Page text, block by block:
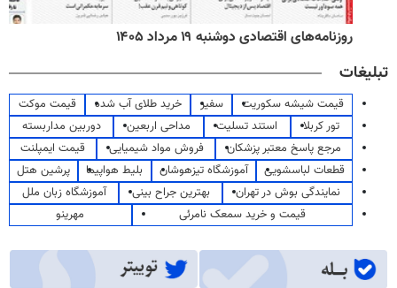
روزنامه‌های اقتصادی دوشنبه ۱۹ مرداد ۱۴۰۵
تبلیغات
قیمت شیشه سکوریت سفیر خرید طلای آب شده
قیمت موکت
تور کربلا
استند تسلیت مداحی اربعین
دوربین مداربسته
مرجع پاسخ معتبر پزشکان
فروش مواد شیمیایی
قیمت ایمپلنت
قطعات لباسشویی
آموزشگاه تیزهوشان بلیط هواپیما
پرشین هتل
نمایندگی بوش در تهران
بهترین جراح بینی
آموزشگاه زبان ملل
قیمت و خرید سمعک نامرئی
مهرینو